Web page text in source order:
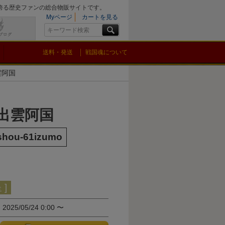
歴史ファンの総合物販サイトです。
Myページ
カートを見る
送料・発送 戦国魂について
国
雲阿国
61izumo
]
2025/05/24 0:00 〜